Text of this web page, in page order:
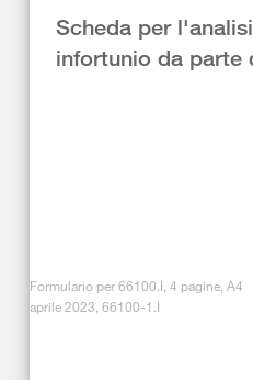
Scheda per
infortunio da parte
Formulario per 66100.I, 4 pagine, A4
aprile 2023, 66100-1.I